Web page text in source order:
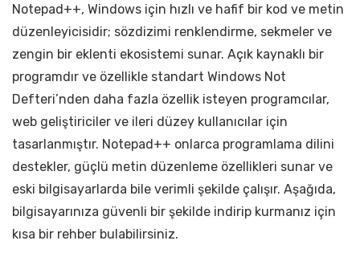
Notepad++, Windows için hızlı ve hafif bir kod ve metin
düzenleyicisidir; sözdizimi renklendirme, sekmeler ve
zengin bir eklenti ekosistemi sunar. Açık kaynaklı bir
programdır ve özellikle standart Windows Not
Defteri’nden daha fazla özellik isteyen programcılar,
web geliştiriciler ve ileri düzey kullanıcılar için
tasarlanmıştır. Notepad++ onlarca programlama dilini
destekler, güçlü metin düzenleme özellikleri sunar ve
eski bilgisayarlarda bile verimli şekilde çalışır. Aşağıda,
bilgisayarınıza güvenli bir şekilde indirip kurmanız için
kısa bir rehber bulabilirsiniz.